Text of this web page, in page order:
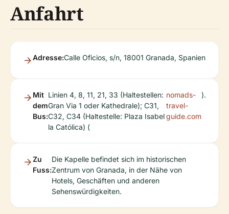
Anfahrt
Adresse:Calle Oficios, s/n, 18001 Granada, Spanien
Mit
dem
Bus:
Linien 4, 8, 11, 21, 33 (Haltestellen:
Gran Via 1 oder Kathedrale); C31,
C32, C34 (Haltestelle: Plaza Isabel
la Católica) (
nomads-
travel-
guide.com
).
Zu
Fuss:
Die Kapelle befindet sich im historischen
Zentrum von Granada, in der Nähe von
Hotels, Geschäften und anderen
Sehenswürdigkeiten.